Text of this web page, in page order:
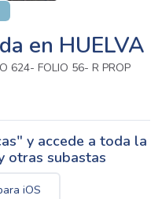
en HUELVA
624- FOLIO 56- R PROP
y accede a toda la
otras subastas
iOS